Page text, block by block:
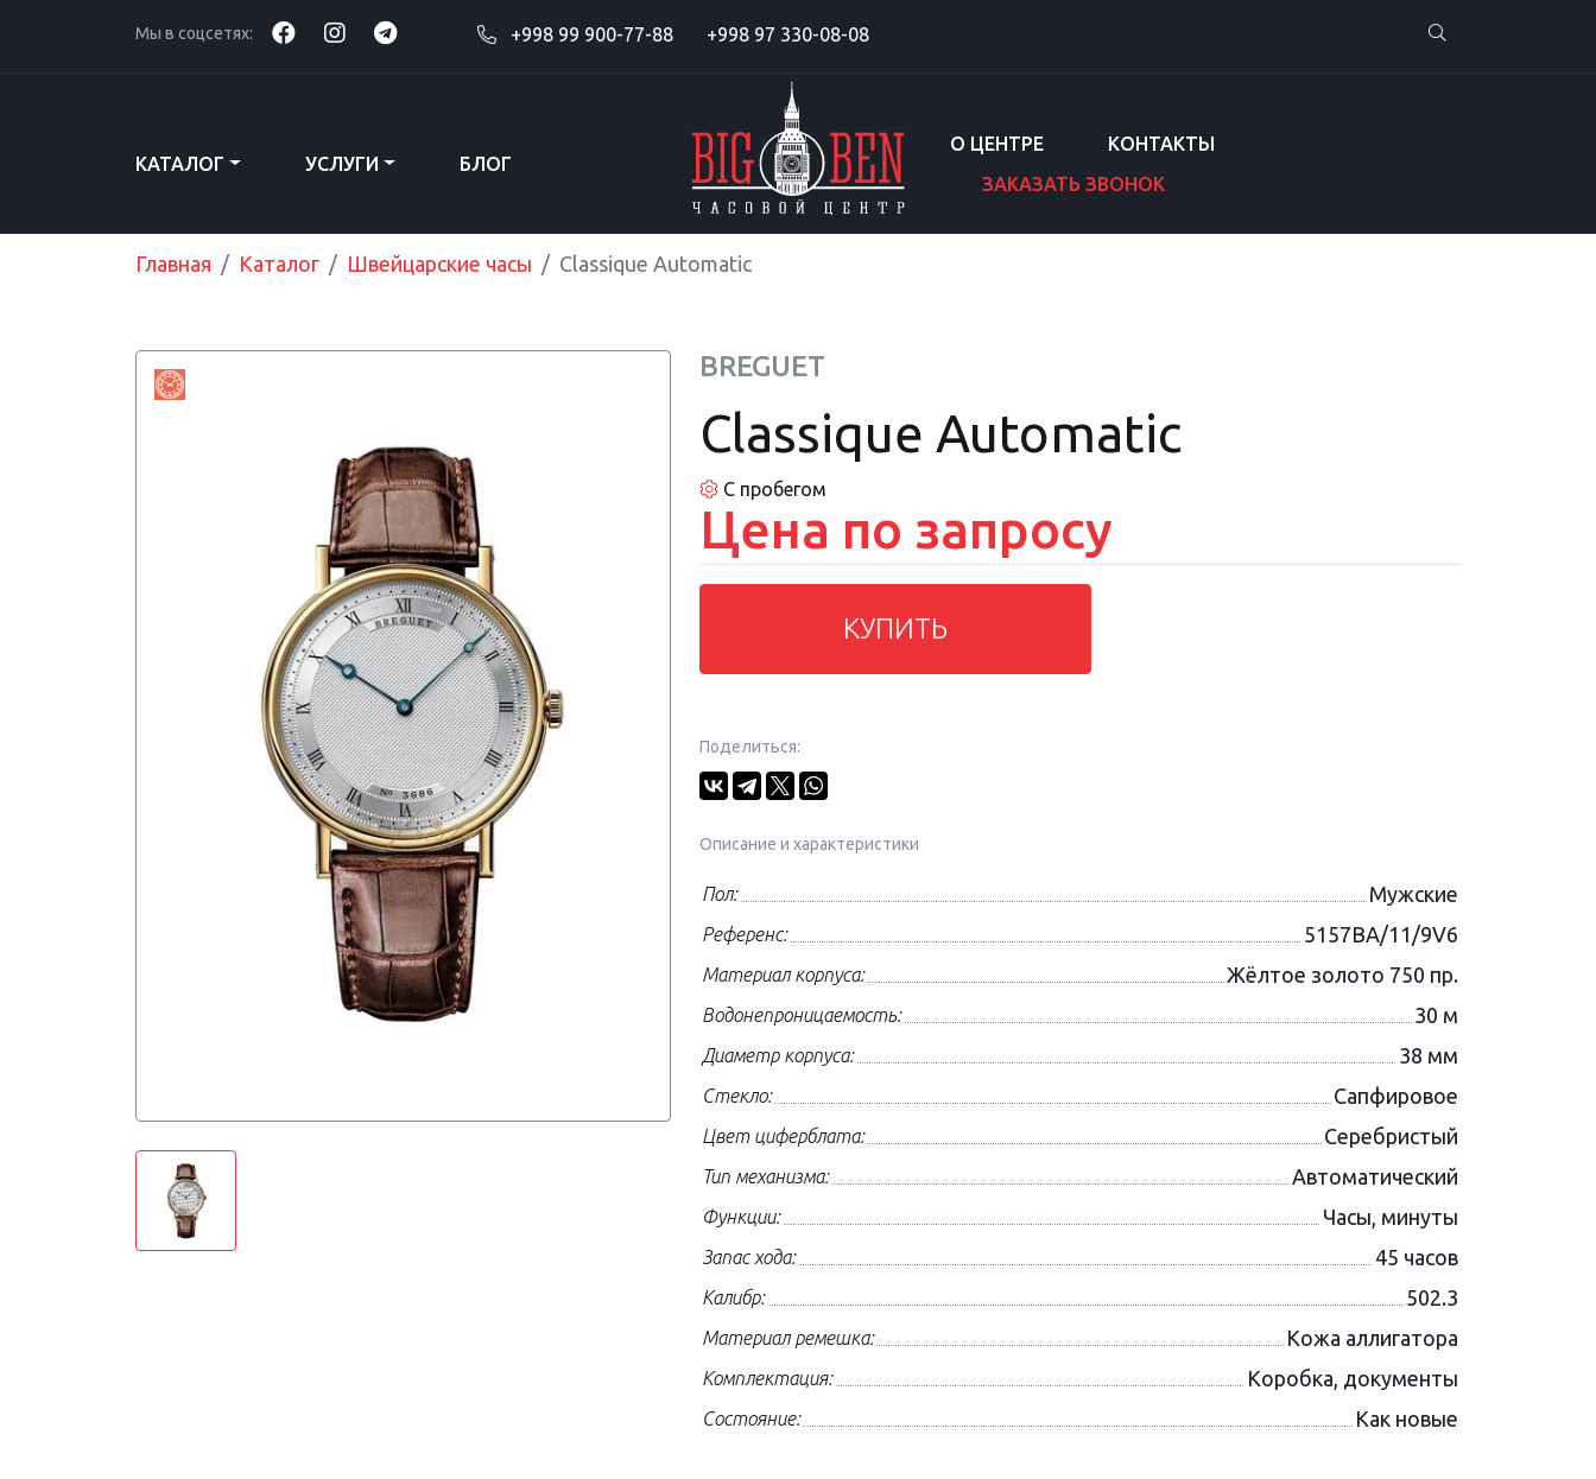
Мы в соцсетях: +998 99 900-77-88 +998 97 330-08-08
КАТАЛОГ УСЛУГИ БЛОГ
О ЦЕНТРЕ
КОНТАКТЫ
ЗАКАЗАТЬ ЗВОНОК
Главная Каталог Швейцарские часы Classique Automatic
BREGUET
Classique Automatic
С пробегом
Цена по запросу
КУПИТЬ
Поделиться:
Описание и характеристики
Пол: Мужские
Референс: 5157BA/11/9V6
Материал корпуса: Жёлтое золото 750 пр.
Водонепроницаемость: 30 м
Диаметр корпуса: 38 мм
Стекло: Сапфировое
Цвет циферблата: Серебристый
Тип механизма: Автоматический
Функции: Часы, минуты
Запас хода: 45 часов
Калибр: 502.3
Материал ремешка: Кожа аллигатора
Комплектация: Коробка, документы
Состояние: Как новые